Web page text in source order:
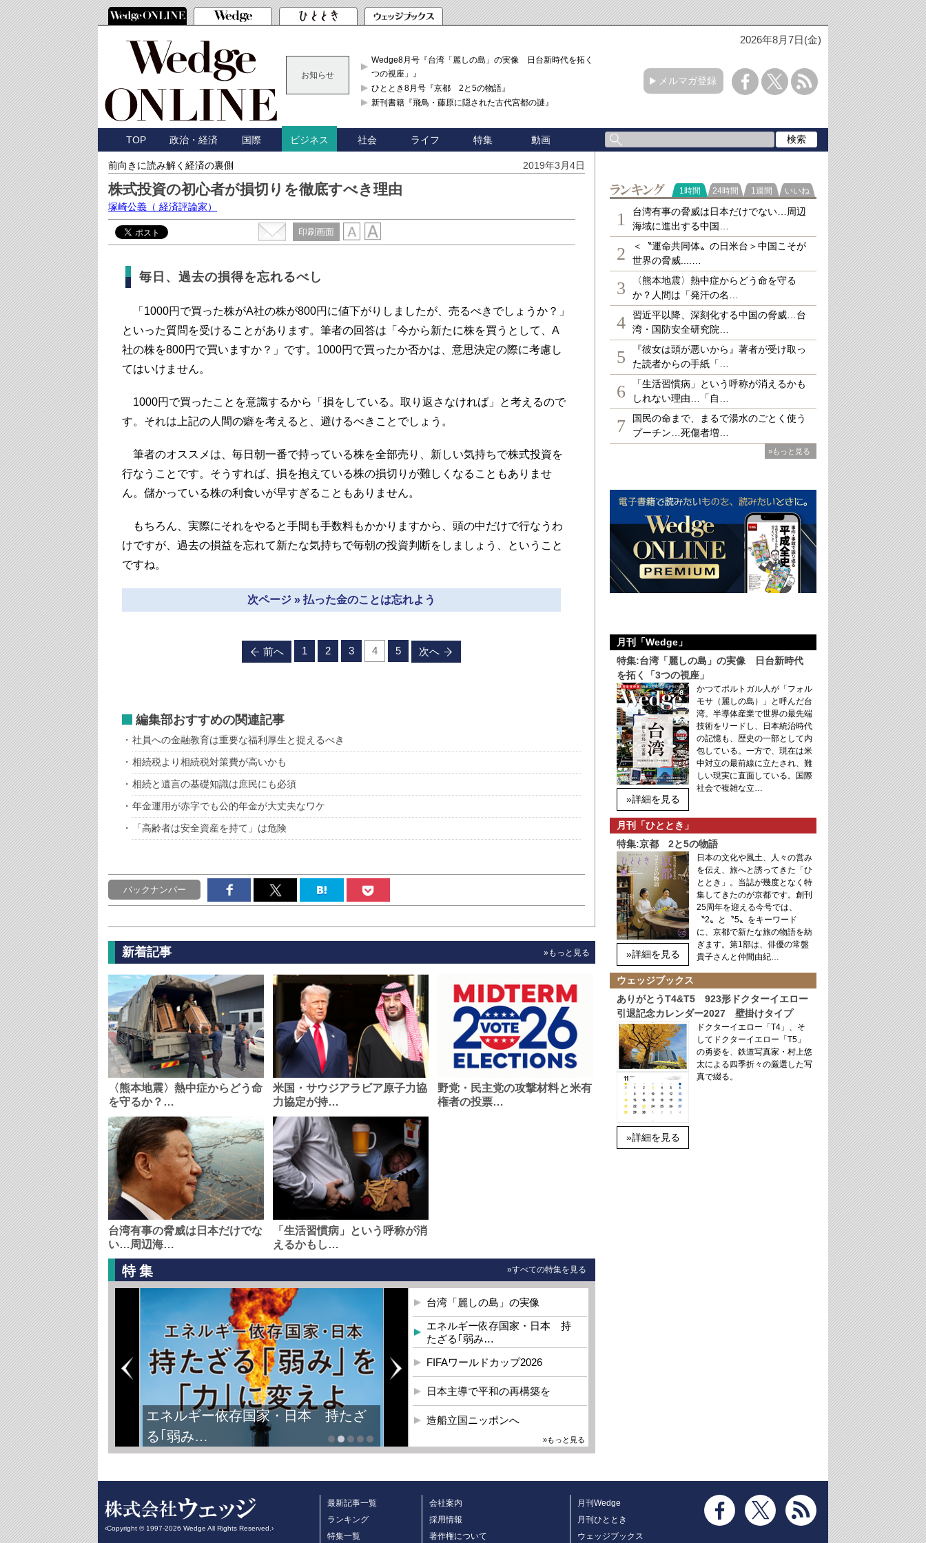
2026年8月7日(金)
お知らせ
Wedge8月号『台湾「麗しの島」の実像 日台新時代を拓く「3
つの視座」』
ひととき8月号『京都 2と5の物語』
新刊書籍『飛鳥・藤原に隠された古代宮都の謎』
メルマガ登録
TOP 政治・経済 国際 ビジネス 社会 ライフ 特集 動画
前向きに読み解く経済の裏側 2019年3月4日
株式投資の初心者が損切りを徹底すべき理由
塚崎公義 （ 経済評論家）
印刷画面
毎日、過去の損得を忘れるべし
「1000円で買った株がA社の株が800円に値下がりしましたが、売るべきでしょうか？」
といった質問を受けることがあります。筆者の回答は「今から新たに株を買うとして、A
社の株を800円で買いますか？」です。1000円で買ったか否かは、意思決定の際に考慮し
てはいけません。
1000円で買ったことを意識するから「損をしている。取り返さなければ」と考えるので
す。それは上記の人間の癖を考えると、避けるべきことでしょう。
筆者のオススメは、毎日朝一番で持っている株を全部売り、新しい気持ちで株式投資を
行なうことです。そうすれば、損を抱えている株の損切りが難しくなることもありませ
ん。儲かっている株の利食いが早すぎることもありません。
もちろん、実際にそれをやると手間も手数料もかかりますから、頭の中だけで行なうわ
けですが、過去の損益を忘れて新たな気持ちで毎朝の投資判断をしましょう、ということ
ですね。
次ページ » 払った金のことは忘れよう
前へ 1 2 3 4 5 次へ
編集部おすすめの関連記事
社員への金融教育は重要な福利厚生と捉えるべき
相続税より相続税対策費が高いかも
相続と遺言の基礎知識は庶民にも必須
年金運用が赤字でも公的年金が大丈夫なワケ
「高齢者は安全資産を持て」は危険
バックナンバー
新着記事 »もっと見る
〈熊本地震〉熱中症からどう命
を守るか？…
米国・サウジアラビア原子力協
力協定が持…
野党・民主党の攻撃材料と米有
権者の投票…
台湾有事の脅威は日本だけでな
い…周辺海…
「生活習慣病」という呼称が消
えるかもし…
特集 »すべての特集を見る
エネルギー依存国家・日本 持たざ
る｢弱み…
台湾「麗しの島」の実像
エネルギー依存国家・日本 持
たざる｢弱み…
FIFAワールドカップ2026
日本主導で平和の再構築を
造船立国ニッポンへ
»もっと見る
ランキング
1時間 24時間 1週間 いいね
1
台湾有事の脅威は日本だけでない…周辺
海域に進出する中国…
2
＜〝運命共同体〟の日米台＞中国こそが
世界の脅威....…
3
〈熊本地震〉熱中症からどう命を守る
か？人間は「発汗の名…
4
習近平以降、深刻化する中国の脅威…台
湾・国防安全研究院…
5
『彼女は頭が悪いから』著者が受け取っ
た読者からの手紙「…
6
「生活習慣病」という呼称が消えるかも
しれない理由…「自…
7
国民の命まで、まるで湯水のごとく使う
プーチン…死傷者増…
»もっと見る
月刊「Wedge」
特集:台湾「麗しの島」の実像 日台新時代
を拓く「3つの視座」
»詳細を見る
かつてポルトガル人が「フォル
モサ（麗しの島）」と呼んだ台
湾。半導体産業で世界の最先端
技術をリードし、日本統治時代
の記憶も、歴史の一部として内
包している。一方で、現在は米
中対立の最前線に立たされ、難
しい現実に直面している。国際
社会で複雑な立…
月刊「ひととき」
特集:京都 2と5の物語
»詳細を見る
日本の文化や風土、人々の営み
を伝え、旅へと誘ってきた「ひ
ととき」。当誌が幾度となく特
集してきたのが京都です。創刊
25周年を迎える今号では、
〝2〟と〝5〟をキーワード
に、京都で新たな旅の物語を紡
ぎます。第1部は、俳優の常盤
貴子さんと仲間由紀…
ウェッジブックス
ありがとうT4&T5 923形ドクターイエロー
引退記念カレンダー2027 壁掛けタイプ
»詳細を見る
ドクターイエロー「T4」、そ
してドクターイエロー「T5」
の勇姿を、鉄道写真家・村上悠
太による四季折々の厳選した写
真で綴る。
‹Copyright © 1997-2026 Wedge All Rights Reserved.›
最新記事一覧
ランキング
特集一覧
会社案内
採用情報
著作権について
月刊Wedge
月刊ひととき
ウェッジブックス